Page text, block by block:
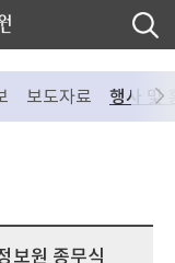
보도자료 행사 및
보원 종무식